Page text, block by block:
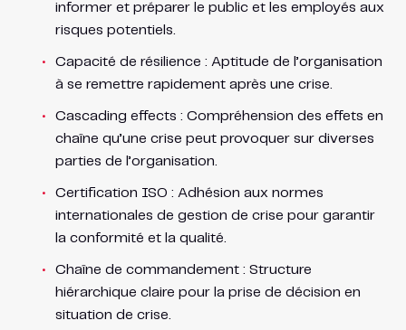
informer et préparer le public et les employés aux
risques potentiels.
Capacité de résilience : Aptitude de l’organisation
à se remettre rapidement après une crise.
Cascading effects : Compréhension des effets en
chaîne qu’une crise peut provoquer sur diverses
parties de l’organisation.
Certification ISO : Adhésion aux normes
internationales de gestion de crise pour garantir
la conformité et la qualité.
Chaîne de commandement : Structure
hiérarchique claire pour la prise de décision en
situation de crise.